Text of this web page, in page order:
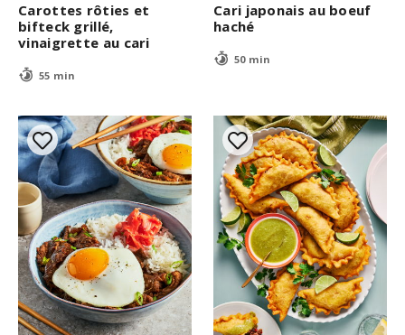
Carottes rôties et
bifteck grillé,
vinaigrette au cari
55 min
Cari japonais au boeuf
haché
50 min